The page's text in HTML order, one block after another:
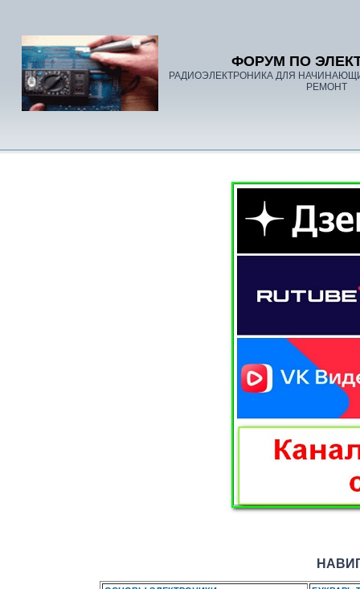
ФОРУМ ПО
РАДИОЭЛЕКТРОНИКА ДЛЯ
РЕМОНТ